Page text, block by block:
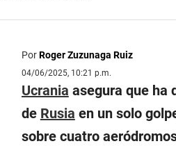
PorRoger Zuzunaga Ruiz
04/06/2025, 10:21 p.m.
Ucrania asegura que ha
de Rusia en un solo
sobre cuatro